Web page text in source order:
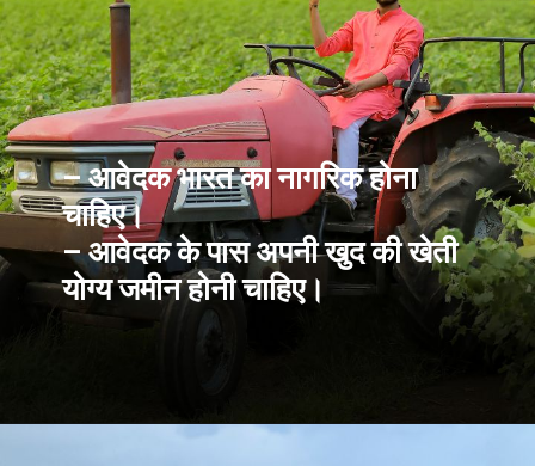
– आवेदक भारत का नागरिक होना
चाहिए।
– आवेदक के पास अपनी खुद की खेती
योग्य जमीन होनी चाहिए।